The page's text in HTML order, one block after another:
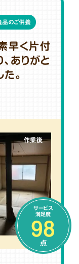
早く片付
ありがと
。
品のご供養
作業後
サービス
満足度
98
点